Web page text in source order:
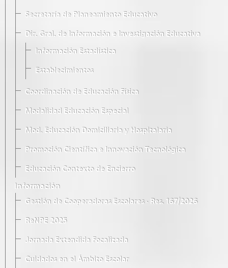
Secretaría de Planeamiento Educativo
Dir. Gral. de Información e Investigación Educativa
Información Estadística
Establecimientos
Coordinación de Educación Física
Modalidad Educación Especial
Mod. Educación Domiciliaria y Hospitalaria
Promoción Científica e Innovación Tecnológica
Educación Contexto de Encierro
Información
Gestión de Cooperadoras Escolares · Res. 167/2026
ReNPE 2025
Jornada Extendida Focalizada
Cuidados en el Ámbito Escolar